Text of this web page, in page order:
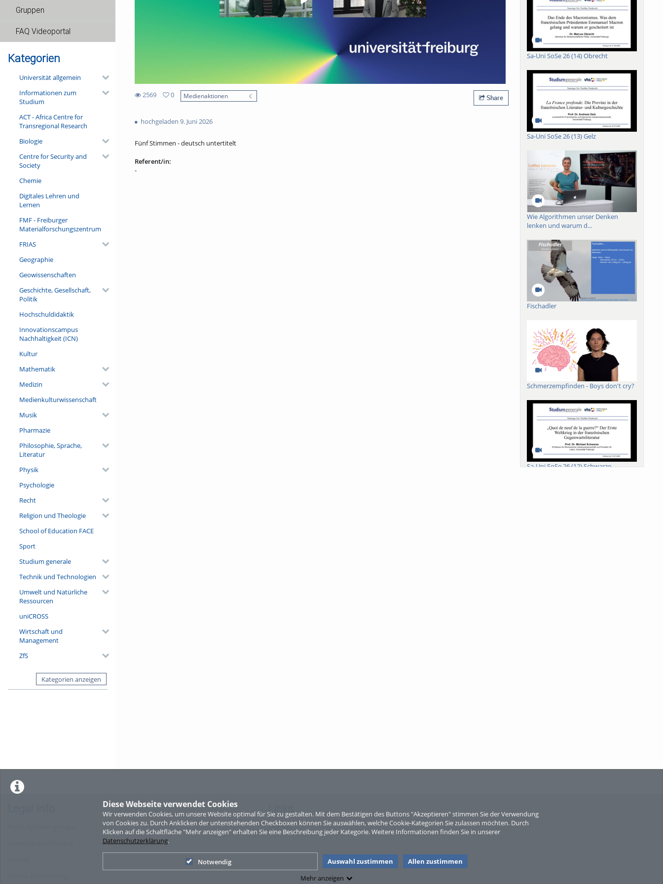
Diese Webseite verwendet Cookies
Wir verwenden Cookies, um unsere Website optimal für Sie zu gestalten. Mit dem Bestätigen des Buttons "Akzeptieren" stimmen Sie der Verwendung
von Cookies zu. Durch Anklicken der untenstehenden Checkboxen können Sie auswählen, welche Cookie-Kategorien Sie zulassen möchten. Durch
Klicken auf die Schaltfläche "Mehr anzeigen" erhalten Sie eine Beschreibung jeder Kategorie. Weitere Informationen finden Sie in unserer
Datenschutzerklärung.
Notwendig Auswahl zustimmen
Allen zustimmen
Mehr anzeigen
Gruppen
FAQ Videoportal
Kategorien
Universität allgemein
Informationen zum
Studium
ACT - Africa Centre for
Transregional Research
Biologie
Centre for Security and
Society
Chemie
Digitales Lehren und
Lernen
FMF - Freiburger
Materialforschungszentrum
FRIAS
Geographie
Geowissenschaften
Geschichte, Gesellschaft,
Politik
Hochschuldidaktik
Innovationscampus
Nachhaltigkeit (ICN)
Kultur
Mathematik
Medizin
Medienkulturwissenschaft
Musik
Pharmazie
Philosophie, Sprache,
Literatur
Physik
Psychologie
Recht
Religion und Theologie
School of Education FACE
Sport
Studium generale
Technik und Technologien
Umwelt und Natürliche
Ressourcen
uniCROSS
Wirtschaft und
Management
ZfS
Kategorien anzeigen
2569
views
0
Medienaktionen Share
hochgeladen 9. Juni 2026
Fünf Stimmen - deutsch untertitelt
Referent/in:
-
Sa-Uni SoSe 26 (14) Obrecht
Sa-Uni SoSe 26 (13) Gelz
Wie Algorithmen unser Denken
lenken und warum d...
Fischadler
Schmerzempfinden - Boys don't cry?
Sa-Uni SoSe 26 (12) Schwarze
Sperber
Links
Sitemap